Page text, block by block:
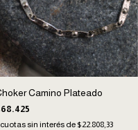
Camino Plateado
cuotas sin interés de $22.808,33